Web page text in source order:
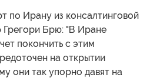
по Ирану из консалтинговой
Грегори Брю: "В Иране
покончить с этим
на открытии
они так упорно давят на